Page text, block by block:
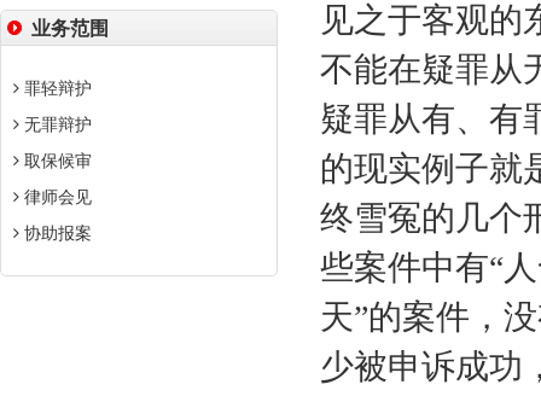
业务范围
罪轻辩护
无罪辩护
取保候审
律师会见
协助报案
见之于客观的
不能在疑罪从
疑罪从有、有
的现实例子就
终雪冤的几个
些案件中有“
天”的案件，
少被申诉成功